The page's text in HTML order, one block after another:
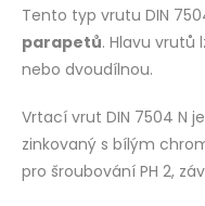
Tento typ vrutu DIN
parapetů. Hlavu vrutů
nebo dvoudílnou.
Vrtací vrut DIN 7504 N
zinkovaný s bílým
pro šroubování PH 2,